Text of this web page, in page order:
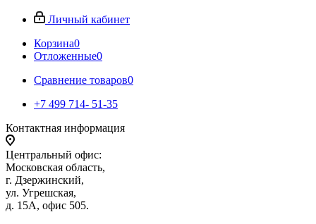
Личный кабинет
Корзина0
Отложенные0
Сравнение товаров0
+7 499 714- 51-35
Контактная информация
Центральный офис:
Московская область,
г. Дзержинский,
ул. Угрешская,
д. 15А, офис 505.